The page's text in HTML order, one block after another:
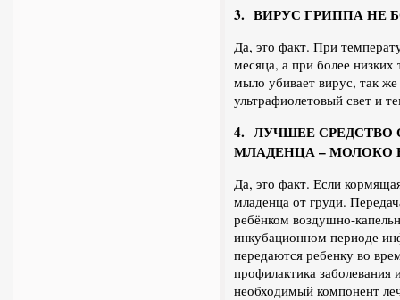
3. ВИРУС ГРИППА НЕ
Да, это факт. При
месяца, а при более
мыло убивает вирус, так
ультрафиолетовый свет и
4. ЛУЧШЕЕ СРЕДСТВО
МЛАДЕНЦА –
Да, это факт. Если
младенца от груди.
ребёнком воздушно-
инкубационном периоде
передаются ребенку во
профилактика заболевания
необходимый компонент